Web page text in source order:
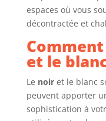
espaces où vous
décontractée et
et le
Le noiret le blanc
peuvent apporter
sophistication à